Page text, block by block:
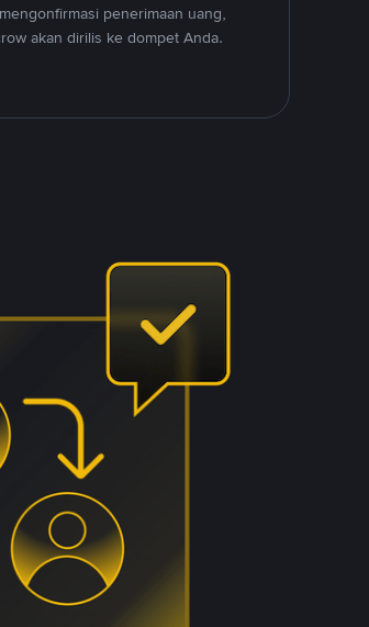
penerimaan uang,
akan dirilis ke dompet Anda.